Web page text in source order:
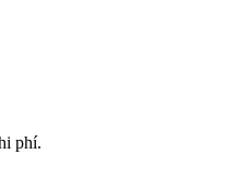
phí.